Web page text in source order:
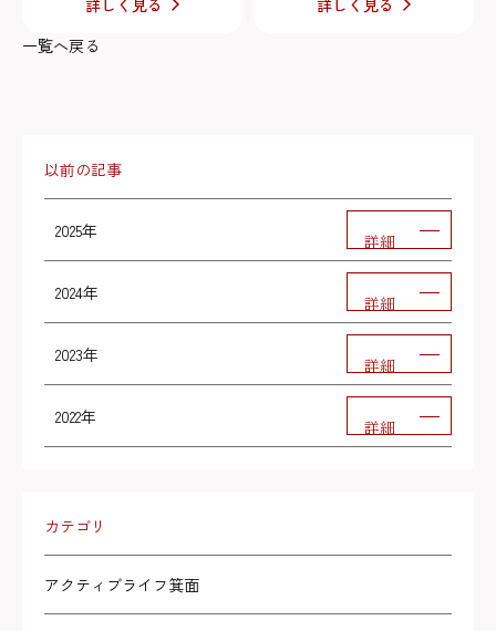
詳しく見る
詳しく見る
一覧へ戻る
以前の記事
2025年 詳細
2024年 詳細
2023年 詳細
2022年 詳細
カテゴリ
アクティブライフ箕面